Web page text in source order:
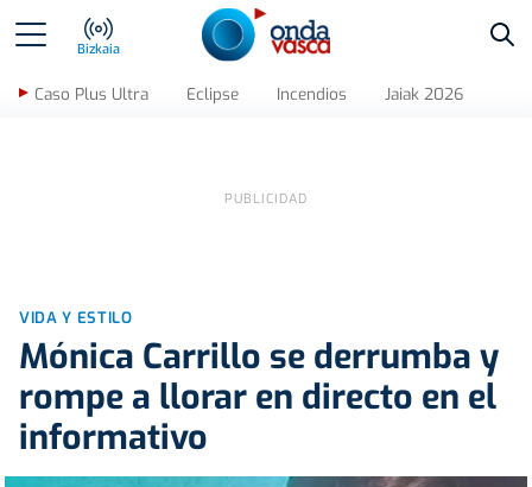
Bizkaia
Caso Plus Ultra Eclipse Incendios Jaiak 2026
VIDA Y ESTILO
Mónica Carrillo se derrumba y
rompe a llorar en directo en el
informativo